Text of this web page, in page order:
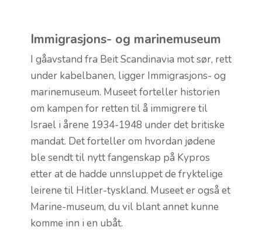
Immigrasjons- og marinemuseum
I gåavstand fra Beit Scandinavia mot sør, rett
under kabelbanen, ligger Immigrasjons- og
marinemuseum. Museet forteller historien
om kampen for retten til å immigrere til
Israel i årene 1934-1948 under det britiske
mandat. Det forteller om hvordan jødene
ble sendt til nytt fangenskap på Kypros
etter at de hadde unnsluppet de fryktelige
leirene til Hitler-tyskland. Museet er også et
Marine-museum, du vil blant annet kunne
komme inn i en ubåt.